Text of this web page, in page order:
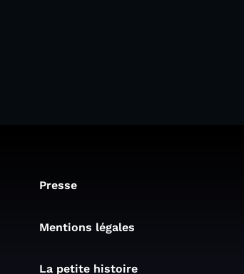
Presse
Mentions légales
La petite histoire